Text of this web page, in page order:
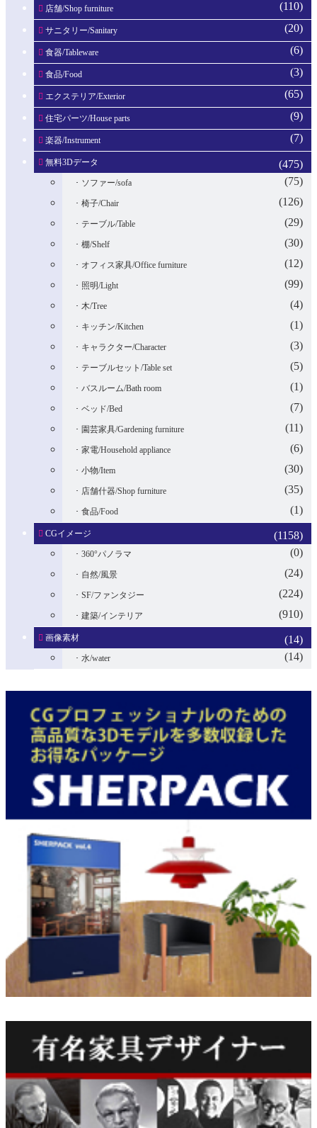
店舗/Shop furniture (110)
サニタリー/Sanitary (20)
食器/Tableware (6)
食品/Food (3)
エクステリア/Exterior (65)
住宅パーツ/House parts (9)
楽器/Instrument (7)
無料3Dデータ (475)
ソファー/sofa (75)
椅子/Chair (126)
テーブル/Table (29)
棚/Shelf (30)
オフィス家具/Office furniture (12)
照明/Light (99)
木/Tree (4)
キッチン/Kitchen (1)
キャラクター/Character (3)
テーブルセット/Table set (5)
バスルーム/Bath room (1)
ベッド/Bed (7)
園芸家具/Gardening furniture (11)
家電/Household appliance (6)
小物/Item (30)
店舗什器/Shop furniture (35)
食品/Food (1)
CGイメージ (1158)
360°パノラマ (0)
自然/風景 (24)
SF/ファンタジー (224)
建築/インテリア (910)
画像素材 (14)
水/water (14)